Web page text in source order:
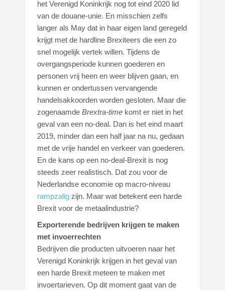
het Verenigd Koninkrijk nog tot eind 2020 lid
van de douane-unie. En misschien zelfs
langer als May dat in haar eigen land geregeld
krijgt met de hardline Brexiteers die een zo
snel mogelijk vertek willen. Tijdens de
overgangsperiode kunnen goederen en
personen vrij heen en weer blijven gaan, en
kunnen er ondertussen vervangende
handelsakkoorden worden gesloten. Maar die
zogenaamdeBrextra-time komt er niet in het
geval van een no-deal. Dan is het eind maart
2019, minder dan een half jaar na nu, gedaan
met de vrije handel en verkeer van goederen.
En de kans op een no-deal-Brexit is nog
steeds zeer realistisch. Dat zou voor de
Nederlandse economie op macro-niveau
rampzalig zijn. Maar wat betekent een harde
Brexit voor de metaalindustrie?
Exporterende bedrijven krijgen te maken
met invoerrechten
Bedrijven die producten uitvoeren naar het
Verenigd Koninkrijk krijgen in het geval van
een harde Brexit meteen te maken met
invoertarieven. Op dit moment gaat van de